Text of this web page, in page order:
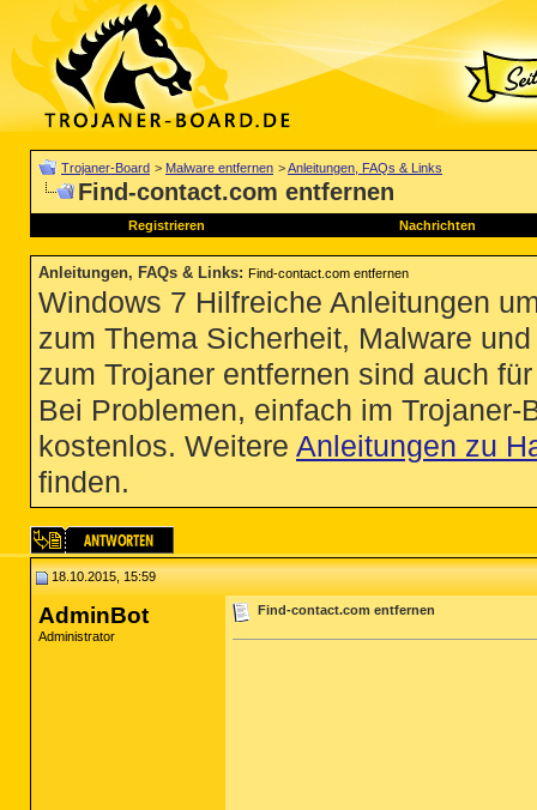
Trojaner-Board > Malware entfernen >Anleitungen, FAQs & Links
Find-contact.com entfernen
Registrieren Nachrichten
Anleitungen, FAQs & Links: Find-contact.com entfernen
Windows 7 Hilfreiche Anleitungen
zum Thema Sicherheit, Malware
zum Trojaner entfernen sind auch
Bei Problemen, einfach im
kostenlos. Weitere Anleitungen zu
finden.
18.10.2015, 15:59
AdminBot
Administrator
Find-contact.com entfernen